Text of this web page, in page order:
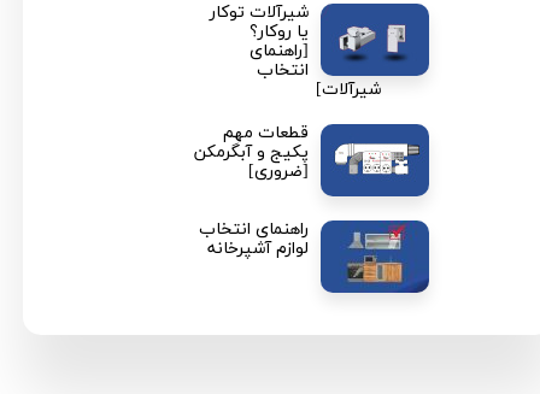
شیرآلات توکار
یا روکار؟
[راهنمای
انتخاب
شیرآلات]
قطعات مهم
پکیج و آبگرمکن
[ضروری]
راهنمای انتخاب
لوازم آشپرخانه